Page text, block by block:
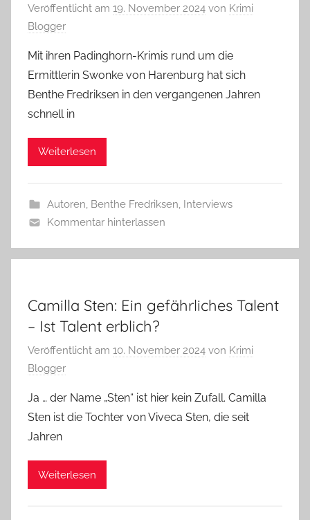
Veröffentlicht am 19. November 2024 von Krimi
Blogger
Mit ihren Padinghorn-Krimis rund um die
Ermittlerin Swonke von Harenburg hat sich
Benthe Fredriksen in den vergangenen Jahren
schnell in
Weiterlesen
Autoren, Benthe Fredriksen, Interviews
Kommentar hinterlassen
Camilla Sten: Ein gefährliches Talent
– Ist Talent erblich?
Veröffentlicht am 10. November 2024 von Krimi
Blogger
Ja … der Name „Sten“ ist hier kein Zufall. Camilla
Sten ist die Tochter von Viveca Sten, die seit
Jahren
Weiterlesen